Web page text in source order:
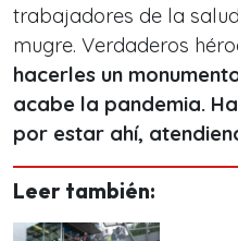
trabajadores de la
mugre. Verdaderos
hacerles un
acabe la pandemia.
por estar ahí,
Leer también: